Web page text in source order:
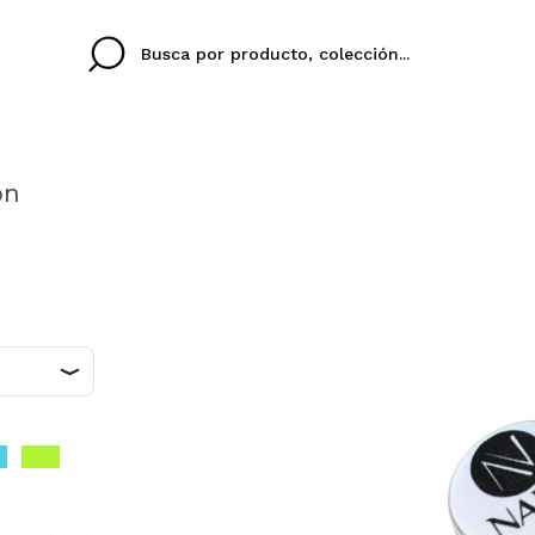
Al crear una cuenta
rápidamente, revisar
IDIOMA
colori